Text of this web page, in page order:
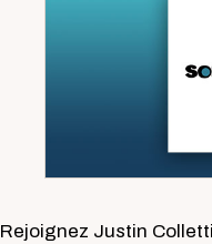
Rejoignez Justin